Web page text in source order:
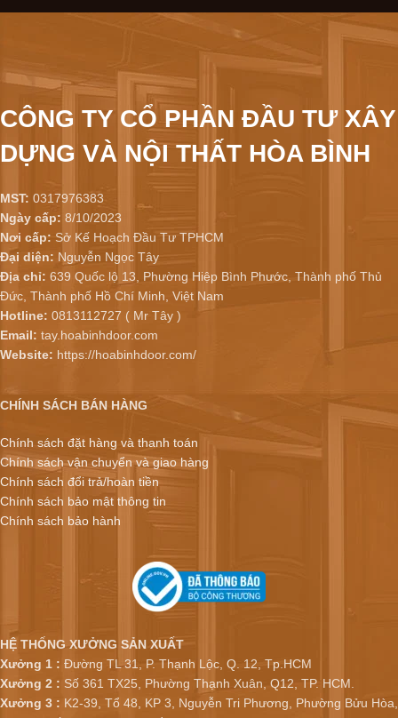
CÔNG TY CỔ PHẦN ĐẦU TƯ XÂY
DỰNG VÀ NỘI THẤT HÒA BÌNH
MST: 0317976383
Ngày cấp: 8/10/2023
Nơi cấp: Sở Kế Hoạch Đầu Tư TPHCM
Đại diện: Nguyễn Ngọc Tây
Địa chỉ: 639 Quốc lộ 13, Phường Hiệp Bình Phước, Thành phố Thủ
Đức, Thành phố Hồ Chí Minh, Việt Nam
Hotline: 0813112727 ( Mr Tây )
Email: tay.hoabinhdoor.com
Website: https://hoabinhdoor.com/
CHÍNH SÁCH BÁN HÀNG
Chính sách đặt hàng và thanh toán
Chính sách vận chuyển và giao hàng
Chính sách đổi trả/hoàn tiền
Chính sách bảo mật thông tin
Chính sách bảo hành
HỆ THỐNG XƯỞNG SẢN XUẤT
Xưởng 1 : Đường TL 31, P. Thạnh Lộc, Q. 12, Tp.HCM
Xưởng 2 : Số 361 TX25, Phường Thạnh Xuân, Q12, TP. HCM.
Xưởng 3 : K2-39, Tổ 48, KP 3, Nguyễn Tri Phương, Phường Bửu Hòa,